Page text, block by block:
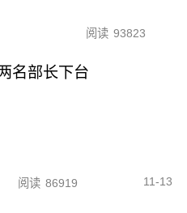
阅读 93823
名部长下台
阅读 86919 11-13